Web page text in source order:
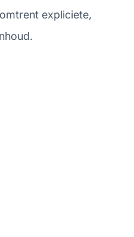
expliciete,